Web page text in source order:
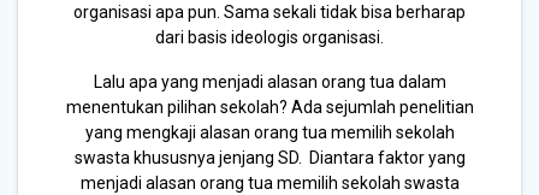
organisasi apa pun. Sama sekali tidak bisa berharap
dari basis ideologis organisasi.
Lalu apa yang menjadi alasan orang tua dalam
menentukan pilihan sekolah? Ada sejumlah penelitian
yang mengkaji alasan orang tua memilih sekolah
swasta khususnya jenjang SD. Diantara faktor yang
menjadi alasan orang tua memilih sekolah swasta